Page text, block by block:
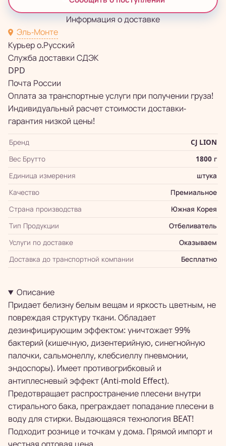
Информация о доставке
Эль-Монте
Курьер о.Русский
Служба доставки СДЭК
DPD
Почта России
Оплата за транспортные услуги при получении груза!
Индивидуальный расчет стоимости доставки-
гарантия низкой цены!
Бренд
CJ LION
Вес Брутто
1800 г
Единица измерения
штука
Качество
Премиальное
Страна производства
Южная Корея
Тип Продукции
Отбеливатель
Услуги по доставке
Оказываем
Доставка до транспортной компании
Бесплатно
Описание
Придает белизну белым вещам и яркость цветным, не
повреждая структуру ткани. Обладает
дезинфицирующим эффектом: уничтожает 99%
бактерий (кишечную, дизентерийную, синегнойную
палочки, сальмонеллу, клебсиеллу пневмонии,
эндоспоры). Имеет противогрибковый и
антиплесневый эффект (Anti-mold Effect).
Предотвращает распространение плесени внутри
стирального бака, преграждает попадание плесени в
воду для стирки. Выдающаяся технология BEAT!
Подходит рознице и точкам у дома. Прямой импорт и